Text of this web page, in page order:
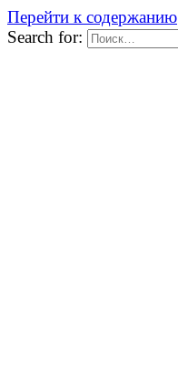
Перейти к содержанию
Search for: